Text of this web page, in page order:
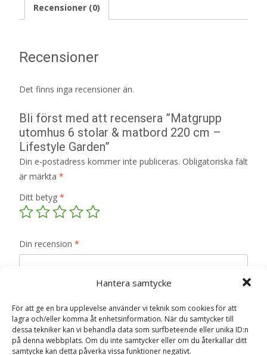
Hantera samtycke
För att ge en bra upplevelse använder vi teknik som cookies för att
lagra och/eller komma åt enhetsinformation. När du samtycker till
dessa tekniker kan vi behandla data som surfbeteende eller unika ID:n
på denna webbplats. Om du inte samtycker eller om du återkallar ditt
samtycke kan detta påverka vissa funktioner negativt.
Recensioner (0)
Recensioner
Det finns inga recensioner än.
Bli först med att recensera ”Matgrupp
utomhus 6 stolar & matbord 220 cm –
Lifestyle Garden”
Din e-postadress kommer inte publiceras. Obligatoriska fält
är märkta *
Ditt betyg *
Din recension *
Namn*
E-post*